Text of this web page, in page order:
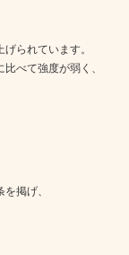
られています。
べて強度が弱く、
掲げ、